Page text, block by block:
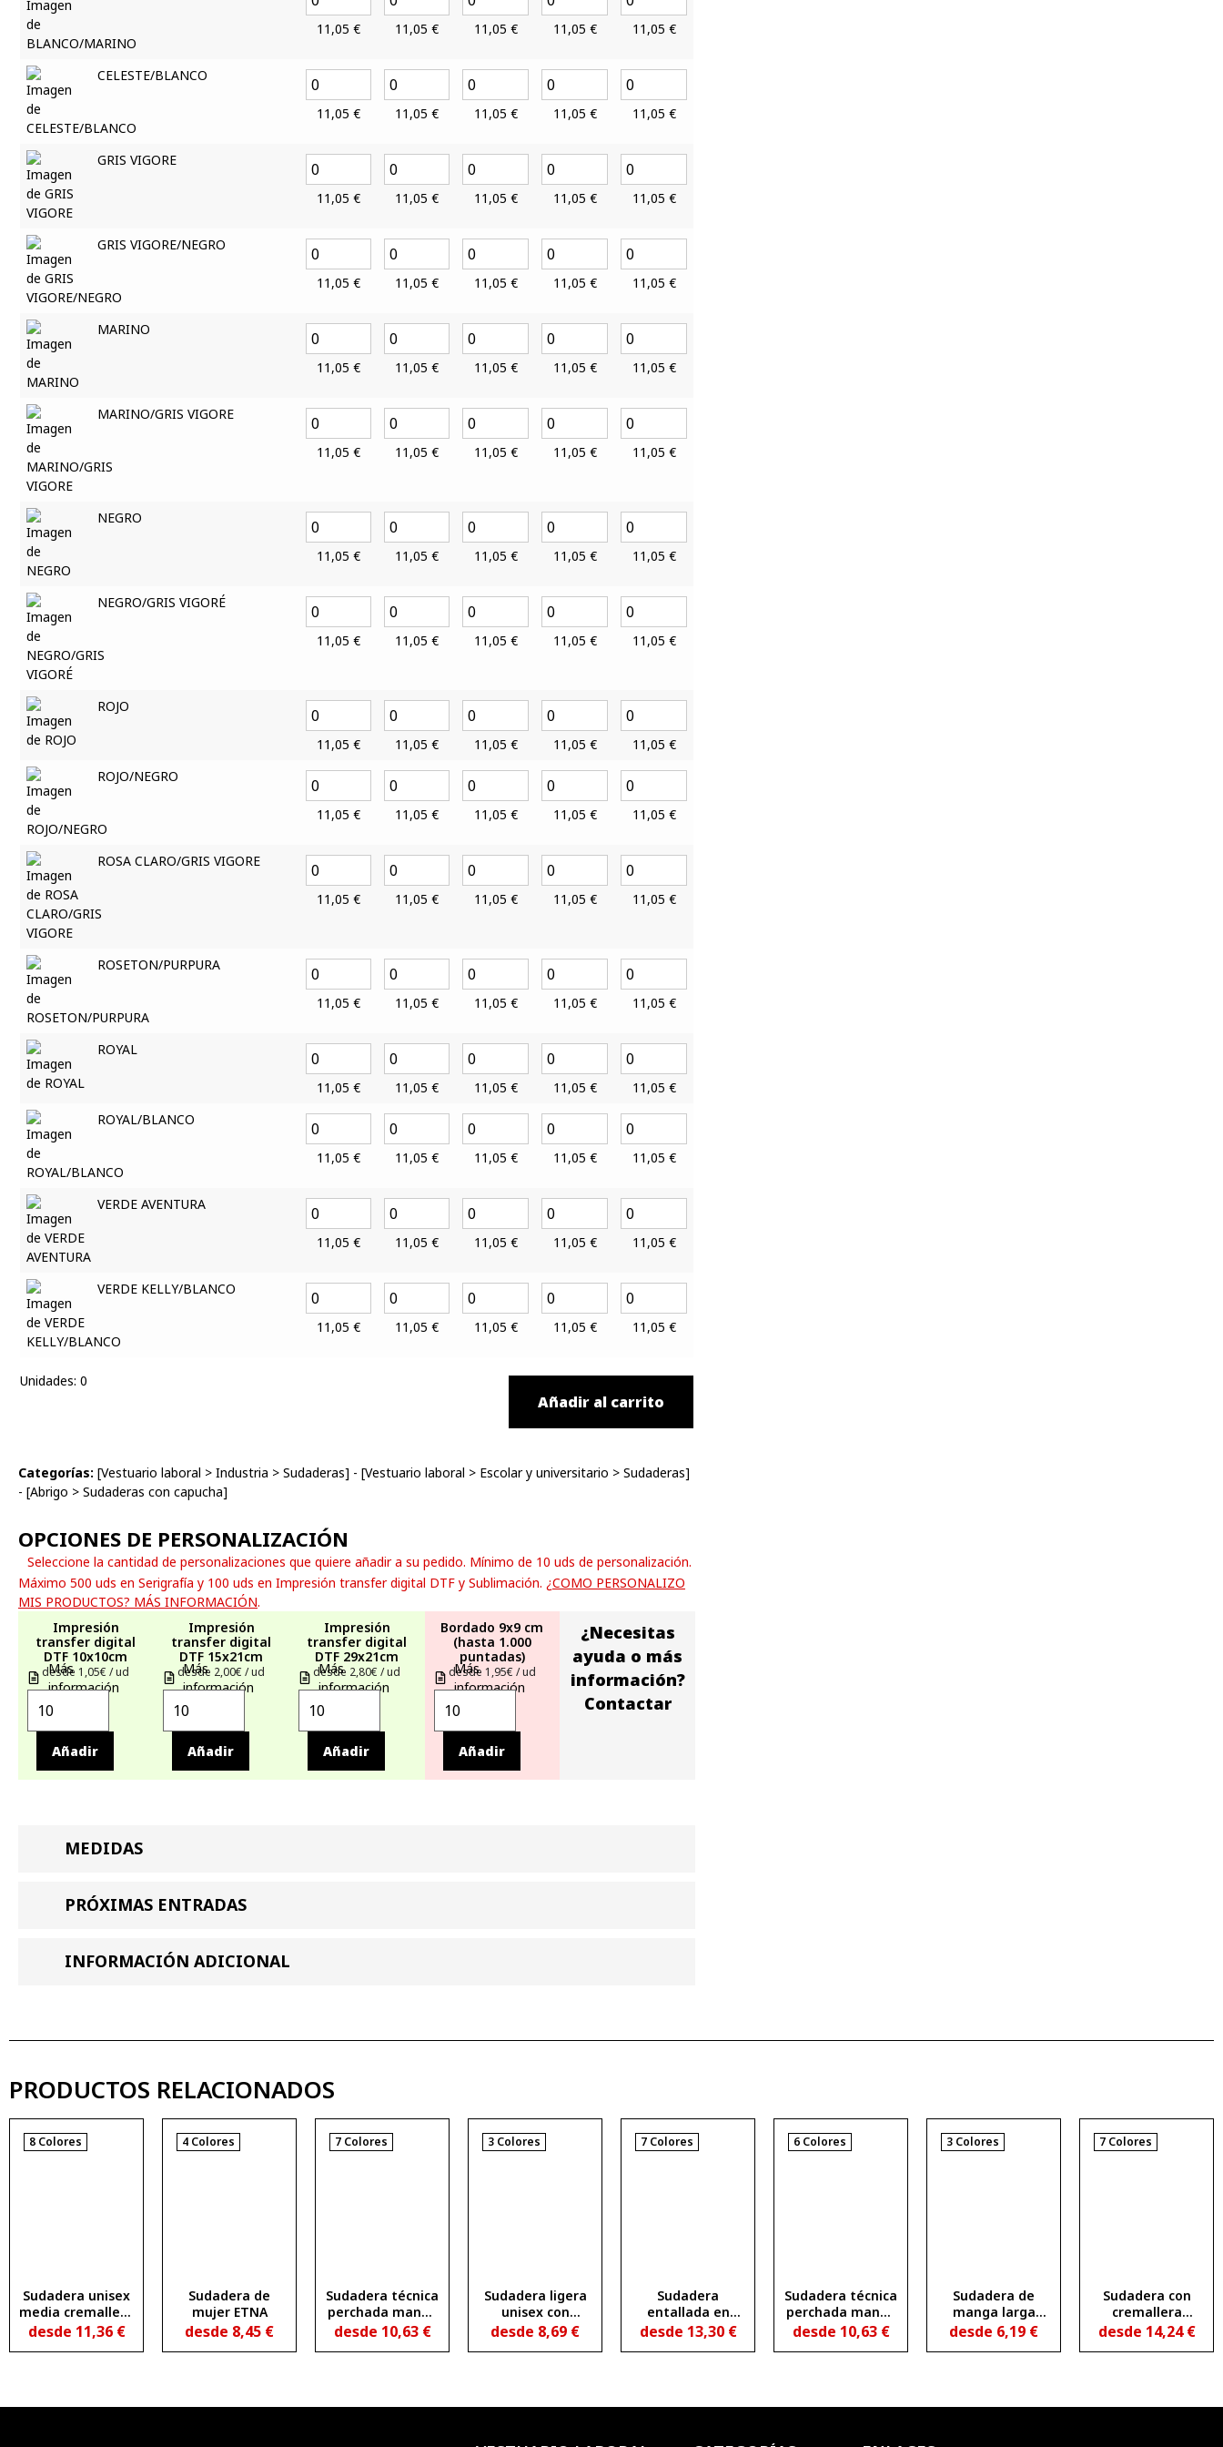
11,05 € 11,05 € 11,05 € 11,05 € 11,05 €
CELESTE/BLANCO
11,05 € 11,05 € 11,05 € 11,05 € 11,05 €
GRIS VIGORE
11,05 € 11,05 € 11,05 € 11,05 € 11,05 €
GRIS VIGORE/NEGRO
11,05 € 11,05 € 11,05 € 11,05 € 11,05 €
MARINO
11,05 € 11,05 € 11,05 € 11,05 € 11,05 €
MARINO/GRIS VIGORE
11,05 € 11,05 € 11,05 € 11,05 € 11,05 €
NEGRO
11,05 € 11,05 € 11,05 € 11,05 € 11,05 €
NEGRO/GRIS VIGORÉ
11,05 € 11,05 € 11,05 € 11,05 € 11,05 €
ROJO
11,05 € 11,05 € 11,05 € 11,05 € 11,05 €
ROJO/NEGRO
11,05 € 11,05 € 11,05 € 11,05 € 11,05 €
ROSA CLARO/GRIS VIGORE
11,05 € 11,05 € 11,05 € 11,05 € 11,05 €
ROSETON/PURPURA
11,05 € 11,05 € 11,05 € 11,05 € 11,05 €
ROYAL
11,05 € 11,05 € 11,05 € 11,05 € 11,05 €
ROYAL/BLANCO
11,05 € 11,05 € 11,05 € 11,05 € 11,05 €
VERDE AVENTURA
11,05 € 11,05 € 11,05 € 11,05 € 11,05 €
VERDE KELLY/BLANCO
11,05 € 11,05 € 11,05 € 11,05 € 11,05 €
Unidades: 0
Añadir al carrito
Categorías: [Vestuario laboral > Industria > Sudaderas] - [Vestuario laboral > Escolar y universitario > Sudaderas]
- [Abrigo > Sudaderas con capucha]
OPCIONES DE PERSONALIZACIÓN
Seleccione la cantidad de personalizaciones que quiere añadir a su pedido. Mínimo de 10 uds de personalización.
Máximo 500 uds en Serigrafía y 100 uds en Impresión transfer digital DTF y Sublimación. ¿COMO PERSONALIZO
MIS PRODUCTOS? MÁS INFORMACIÓN.
Impresión
transfer digital
DTF 10x10cm
desde 1,05€ / ud
Más
información
Añadir
Impresión
transfer digital
DTF 15x21cm
desde 2,00€ / ud
Más
información
Añadir
Impresión
transfer digital
DTF 29x21cm
desde 2,80€ / ud
Más
información
Añadir
Bordado 9x9 cm
(hasta 1.000
puntadas)
desde 1,95€ / ud
Más
información
Añadir
¿Necesitas
ayuda o más
información?
Contactar
MEDIDAS
PRÓXIMAS ENTRADAS
INFORMACIÓN ADICIONAL
PRODUCTOS RELACIONADOS
8 Colores
Sudadera unisex
media cremallera
y cuello alto
desde 11,36 €
4 Colores
Sudadera de
mujer ETNA
desde 8,45 €
7 Colores
Sudadera técnica
perchada manga
ranglán y media
ESTAMBUL
desde 10,63 €
3 Colores
Sudadera ligera
unisex con
capucha
desde 8,69 €
7 Colores
Sudadera
entallada en
cintura con
desde 13,30 €
6 Colores
Sudadera técnica
perchada manga
ranglán
reflectante
WOMAN
desde 10,63 €
3 Colores
Sudadera de
manga larga
estilo ranglán
desde 6,19 €
7 Colores
Sudadera con
cremallera
frontal y capucha
desde 14,24€